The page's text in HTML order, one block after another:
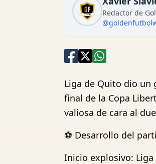
Redactor de
Liga de Quito dio un
final de la Copa
valiosa de cara al
⚽ Desarrollo del
Inicio explosivo: